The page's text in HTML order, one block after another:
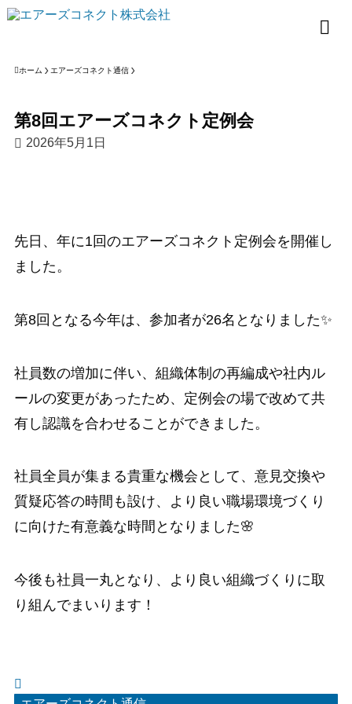
ホーム エアーズコネクト通信
第8回エアーズコネクト定例会
2026年5月1日
先日、年に1回のエアーズコネクト定例会を開催し
ました。
第8回となる今年は、参加者が26名となりました✨
社員数の増加に伴い、組織体制の再編成や社内ル
ールの変更があったため、定例会の場で改めて共
有し認識を合わせることができました。
社員全員が集まる貴重な機会として、意見交換や
質疑応答の時間も設け、より良い職場環境づくり
に向けた有意義な時間となりました🌸
今後も社員一丸となり、より良い組織づくりに取
り組んでまいります！